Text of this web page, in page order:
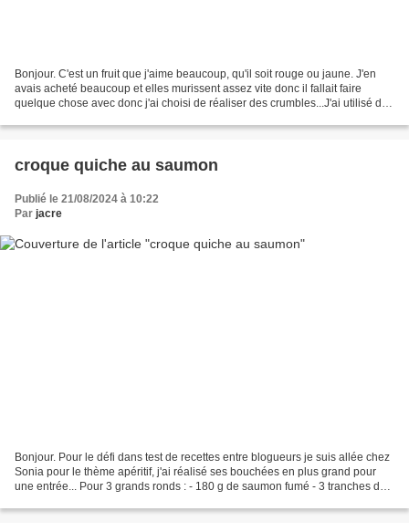
Bonjour. C'est un fruit que j'aime beaucoup, qu'il soit rouge ou jaune. J'en
avais acheté beaucoup et elles murissent assez vite donc il fallait faire
quelque chose avec donc j'ai choisi de réaliser des crumbles...J'ai utilisé des
croque quiche au saumon
Publié le 21/08/2024 à 10:22
Par jacre
Bonjour. Pour le défi dans test de recettes entre blogueurs je suis allée chez
Sonia pour le thème apéritif, j'ai réalisé ses bouchées en plus grand pour
une entrée... Pour 3 grands ronds : - 180 g de saumon fumé - 3 tranches de